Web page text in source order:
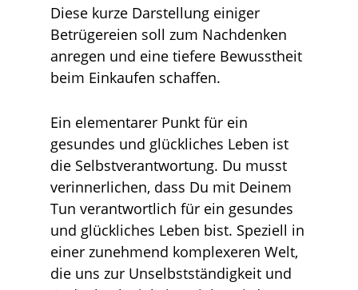
Diese kurze Darstellung einiger
Betrügereien soll zum Nachdenken
anregen und eine tiefere Bewusstheit
beim Einkaufen schaffen.
Ein elementarer Punkt für ein
gesundes und glückliches Leben ist
die Selbstverantwortung. Du musst
verinnerlichen, dass Du mit Deinem
Tun verantwortlich für ein gesundes
und glückliches Leben bist. Speziell in
einer zunehmend komplexeren Welt,
die uns zur Unselbstständigkeit und